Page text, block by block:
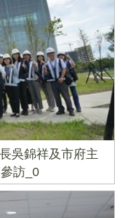
吳錦祥及市府主
訪_0